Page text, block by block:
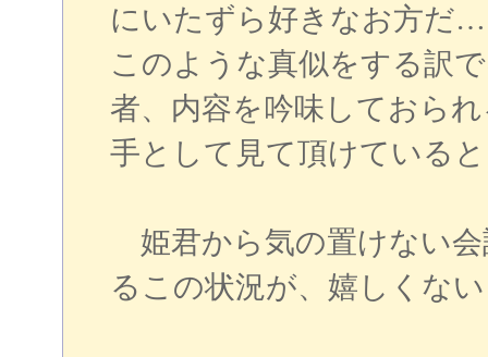
にいたずら好きなお方だ
このような真似をする訳
者、内容を吟味しておら
手として見て頂けている
姫君から気の置けない
るこの状況が、嬉しくな